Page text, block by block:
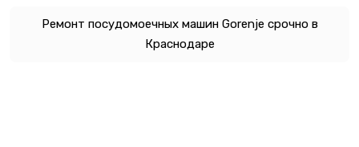
Ремонт посудомоечных машин Gorenje срочно в
Краснодаре